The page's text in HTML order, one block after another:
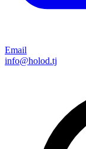
Email
info@holod.tj